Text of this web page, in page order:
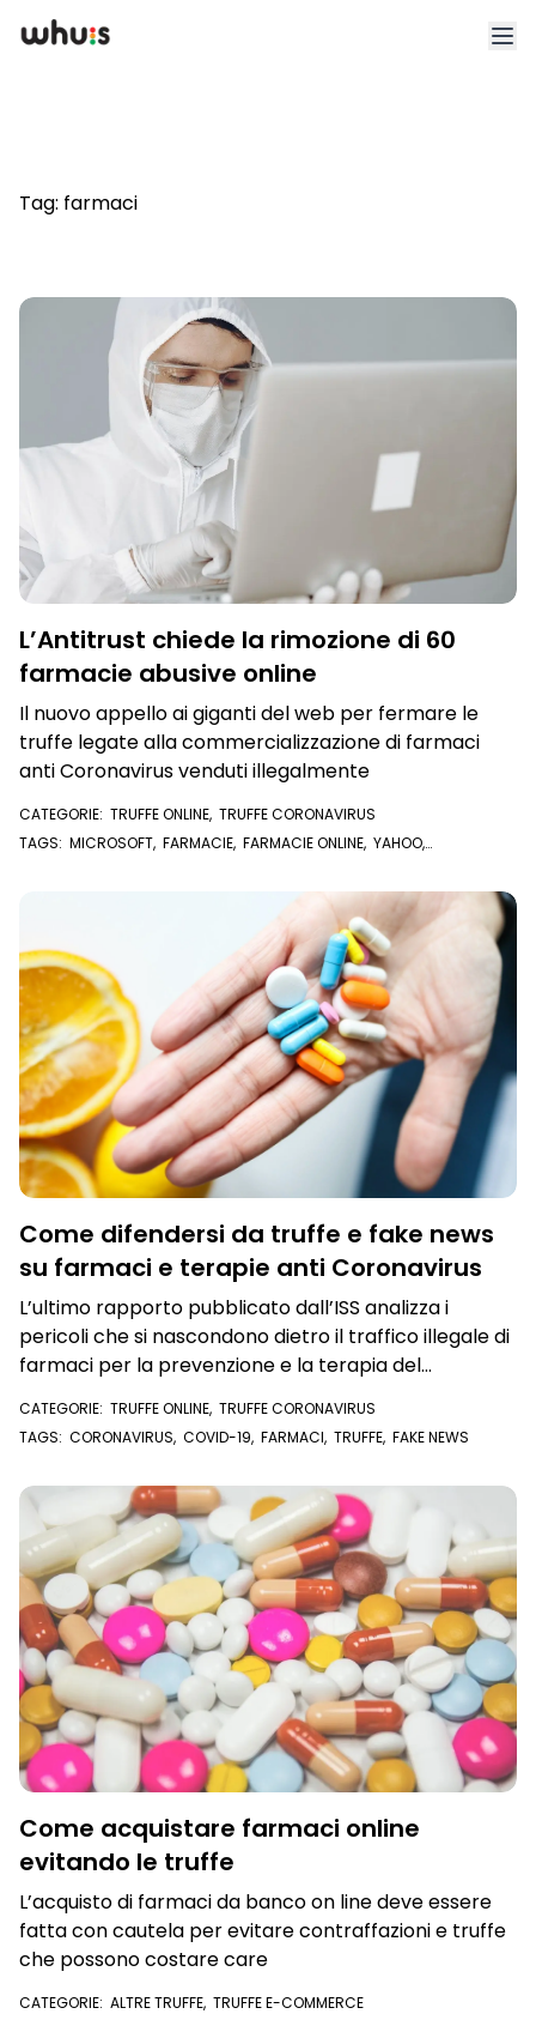
Blog
Whuis per lo sport
Accedi
Tag: farmaci
L’Antitrust chiede la rimozione di 60
farmacie abusive online
Il nuovo appello ai giganti del web per fermare le
truffe legate alla commercializzazione di farmaci
anti Coronavirus venduti illegalmente
CATEGORIE: TRUFFE ONLINE, TRUFFE CORONAVIRUS
TAGS: MICROSOFT, FARMACIE, FARMACIE ONLINE, YAHOO,
Come difendersi da truffe e fake news
su farmaci e terapie anti Coronavirus
L’ultimo rapporto pubblicato dall’ISS analizza i
pericoli che si nascondono dietro il traffico illegale di
farmaci per la prevenzione e la terapia del
CATEGORIE: TRUFFE ONLINE, TRUFFE CORONAVIRUS
TAGS: CORONAVIRUS, COVID-19, FARMACI, TRUFFE, FAKE NEWS
Come acquistare farmaci online
evitando le truffe
L’acquisto di farmaci da banco on line deve essere
fatta con cautela per evitare contraffazioni e truffe
che possono costare care
CATEGORIE: ALTRE TRUFFE, TRUFFE E-COMMERCE